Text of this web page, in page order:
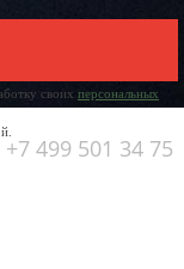
своих персональных
+7 499 501 34 75